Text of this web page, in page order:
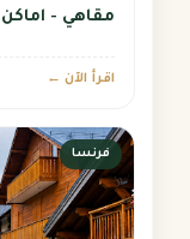
مقاهي -
اقرأ الآن ←
فرنسا